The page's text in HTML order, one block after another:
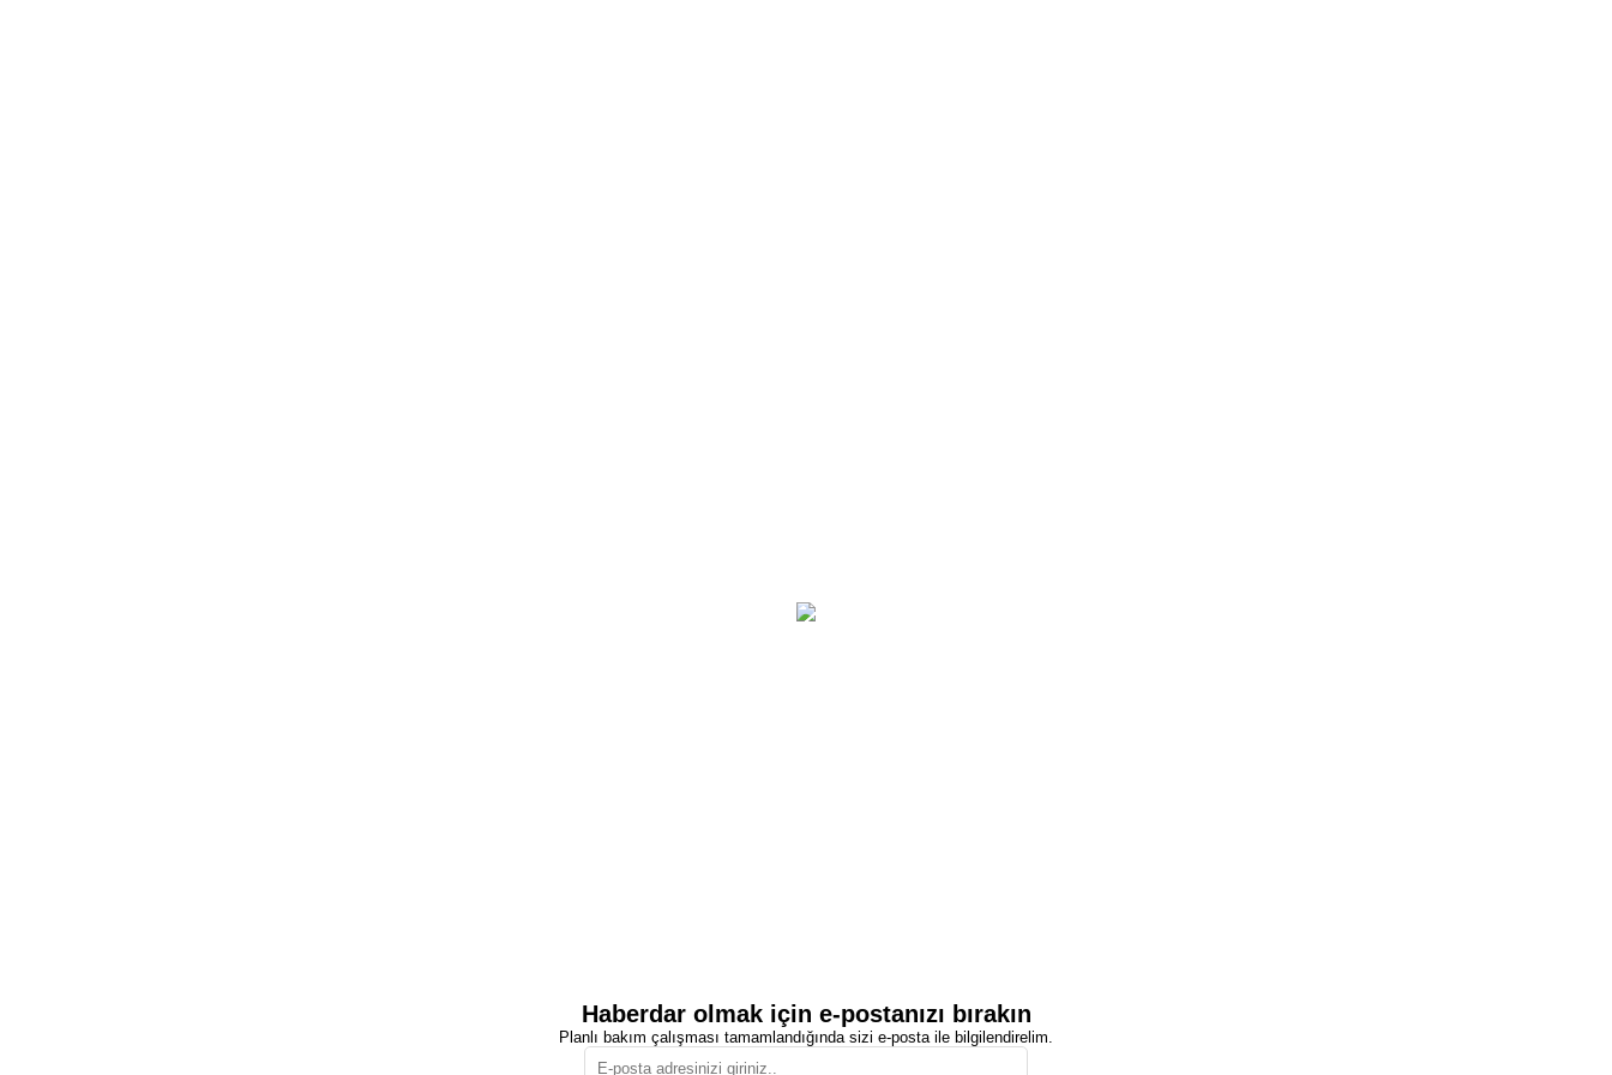
Haberdar olmak için e-postanızı bırakın
Planlı bakım çalışması tamamlandığında sizi e-posta ile bilgilendirelim.